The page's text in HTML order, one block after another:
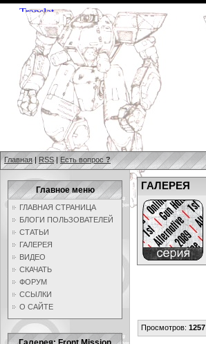
Главная | RSS | Есть вопрос ?
Главное меню
ГЛАВНАЯ СТРАНИЦА
БЛОГИ ПОЛЬЗОВАТЕЛЕЙ
СТАТЬИ
ГАЛЕРЕЯ
ВИДЕО
СКАЧАТЬ
ФОРУМ
ССЫЛКИ
О САЙТЕ
ГАЛЕРЕЯ
Просмотров: 1257